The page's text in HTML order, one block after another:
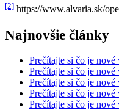
[2] https://www.alvaria.sk/
Najnovšie články
Prečítajte si čo je
Prečítajte si čo je
Prečítajte si čo je nové
Prečítajte si čo je
Prečítajte si čo je